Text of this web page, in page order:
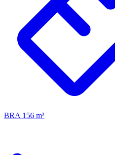
BRA 156 m²